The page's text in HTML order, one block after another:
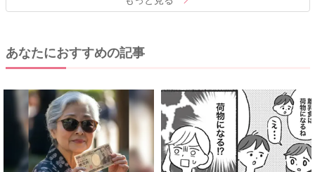
あなたにおすすめの記事